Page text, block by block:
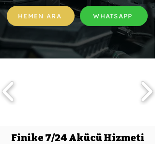
HEMEN ARA WHATSAPP
Finike 7/24 Akücü Hizmeti